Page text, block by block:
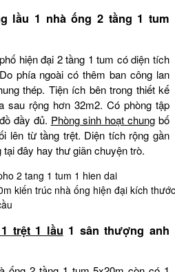
lầu 1 nhà ống 2 tầng 1 tum
hiện đại 2 tầng 1 tum có diện tích
phía ngoài có thêm ban công lan
thép. Tiện ích bên trong thiết kế
sau rộng hơn 32m2. Có phòng tập
đầy đủ. Phòng sinh hoạt chung bố
lên từ tầng trệt. Diện tích rộng gần
đây hay thư giãn chuyện trò.
kiến trúc nhà ống hiện đại kích
trệt 1 lầu 1 sân thượng anh